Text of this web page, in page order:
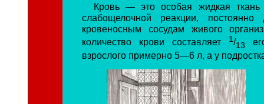
Кровь — это особая жидкая ткань
слабощелочной реакции,
кровеносным сосудам живого
количество крови составляет
1 /13
взрослого примерно 5—6 л, а у